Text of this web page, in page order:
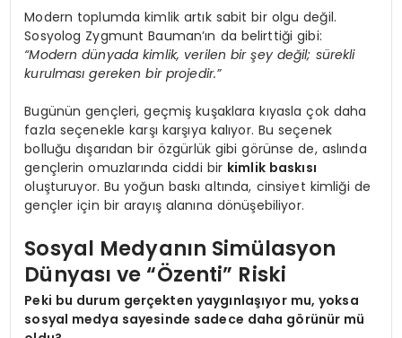
Modern toplumda kimlik artık sabit bir olgu değil.
Sosyolog Zygmunt Bauman’ın da belirttiği gibi:
“Modern dünyada kimlik, verilen bir şey değil; sürekli
kurulması gereken bir projedir.”
Bugünün gençleri, geçmiş kuşaklara kıyasla çok daha
fazla seçenekle karşı karşıya kalıyor. Bu seçenek
bolluğu dışarıdan bir özgürlük gibi görünse de, aslında
gençlerin omuzlarında ciddi bir kimlik baskısı
oluşturuyor. Bu yoğun baskı altında, cinsiyet kimliği de
gençler için bir arayış alanına dönüşebiliyor.
Sosyal Medyanın Simülasyon
Dünyası ve “Özenti” Riski
Peki bu durum gerçekten yaygınlaşıyor mu, yoksa
sosyal medya sayesinde sadece daha görünür mü